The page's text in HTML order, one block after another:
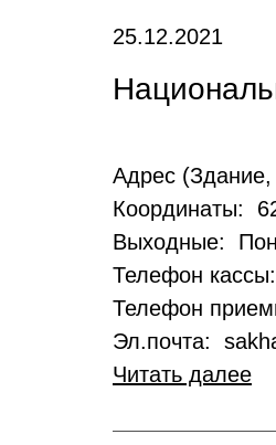
25.12.2021
Адрес
Координаты:
Выходные:
Телефон
Телефон
Эл.почта:
Читать далее